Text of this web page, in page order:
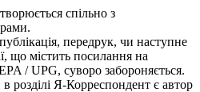
спільно з
передрук, чи наступне
що містить посилання на
/ UPG, суворо забороняється.
розділі Я-Корреспондент є автор